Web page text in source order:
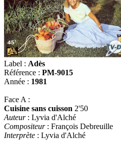
Label : Adès
Référence : PM-9015
Année : 1981
Face A :
Cuisine sans cuisson 2'50
Auteur: Lyvia d'Alché
Compositeur: François Debreuille
Interprète : Lyvia d'Alché